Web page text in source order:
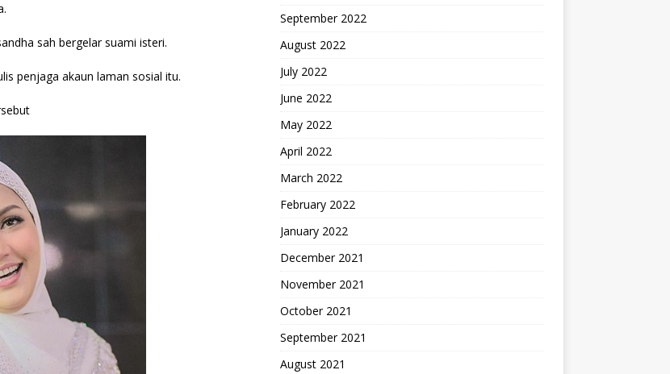
sah bergelar suami isteri.
penjaga akaun laman sosial itu.
September 2022
August 2022
July 2022
June 2022
May 2022
April 2022
March 2022
February 2022
January 2022
December 2021
November 2021
October 2021
September 2021
August 2021